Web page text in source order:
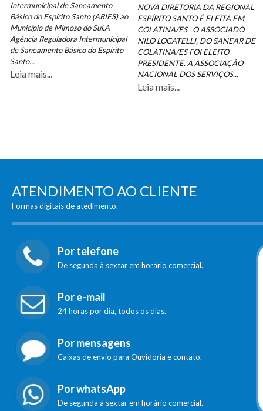
Intermunicipal de Saneamento
Básico do Espírito Santo (ARIES) ao
Município de Mimoso do Sul.A
Agência Reguladora Intermunicipal
de Saneamento Básico do Espírito
Santo...
Leia mais...
NOVA DIRETORIA DA REGIONAL
ESPÍRITO SANTO É ELEITA EM
COLATINA/ES O ASSOCIADO
NILO LOCATELLI, DO SANEAR DE
COLATINA/ES FOI ELEITO
PRESIDENTE. A ASSOCIAÇÃO
NACIONAL DOS SERVIÇOS...
Leia mais...
ATENDIMENTO AO CLIENTE
Formas digitais de atedimento.
Por telefone
De segunda à sextar em horário comercial.
Por e-mail
24 horas por dia, todos os dias.
Por mensagens
Caixas de envio para Ouvidoria e contato.
Por whatsApp
De segunda à sextar em horário comercial.